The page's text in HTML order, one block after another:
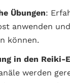
Übungen:
anwenden
können.
in den Reiki-
werden